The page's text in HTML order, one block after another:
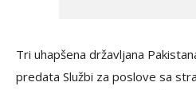
Tri uhapšena državljana
predata Službi za poslove sa